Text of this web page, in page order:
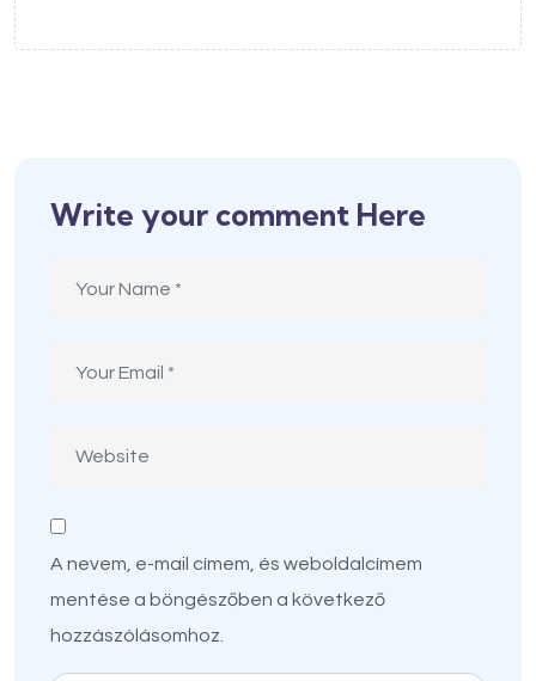
Write your comment Here
A nevem, e-mail címem, és weboldalcímem
mentése a böngészőben a következő
hozzászólásomhoz.